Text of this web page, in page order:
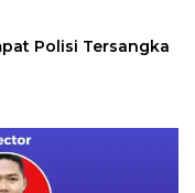
Polisi Tersangka